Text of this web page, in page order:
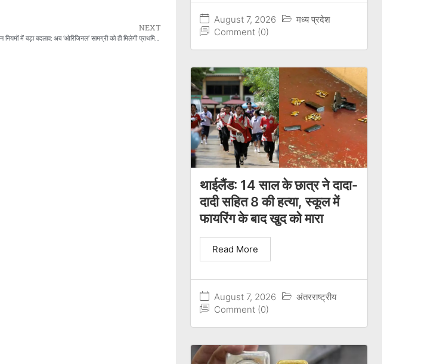
NEXT
August 7, 2026
मध्य प्रदेश
Comment (0)
थाईलैंड: 14 साल के छात्र ने दादा-
दादी सहित 8 की हत्या, स्कूल में
फायरिंग के बाद खुद को मारा
August 7, 2026
अंतरराष्ट्रीय
Comment (0)
Read More